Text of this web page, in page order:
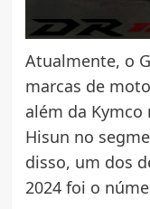
Atualmente, o
marcas de
além da
Hisun no
disso, um dos
2024 foi o